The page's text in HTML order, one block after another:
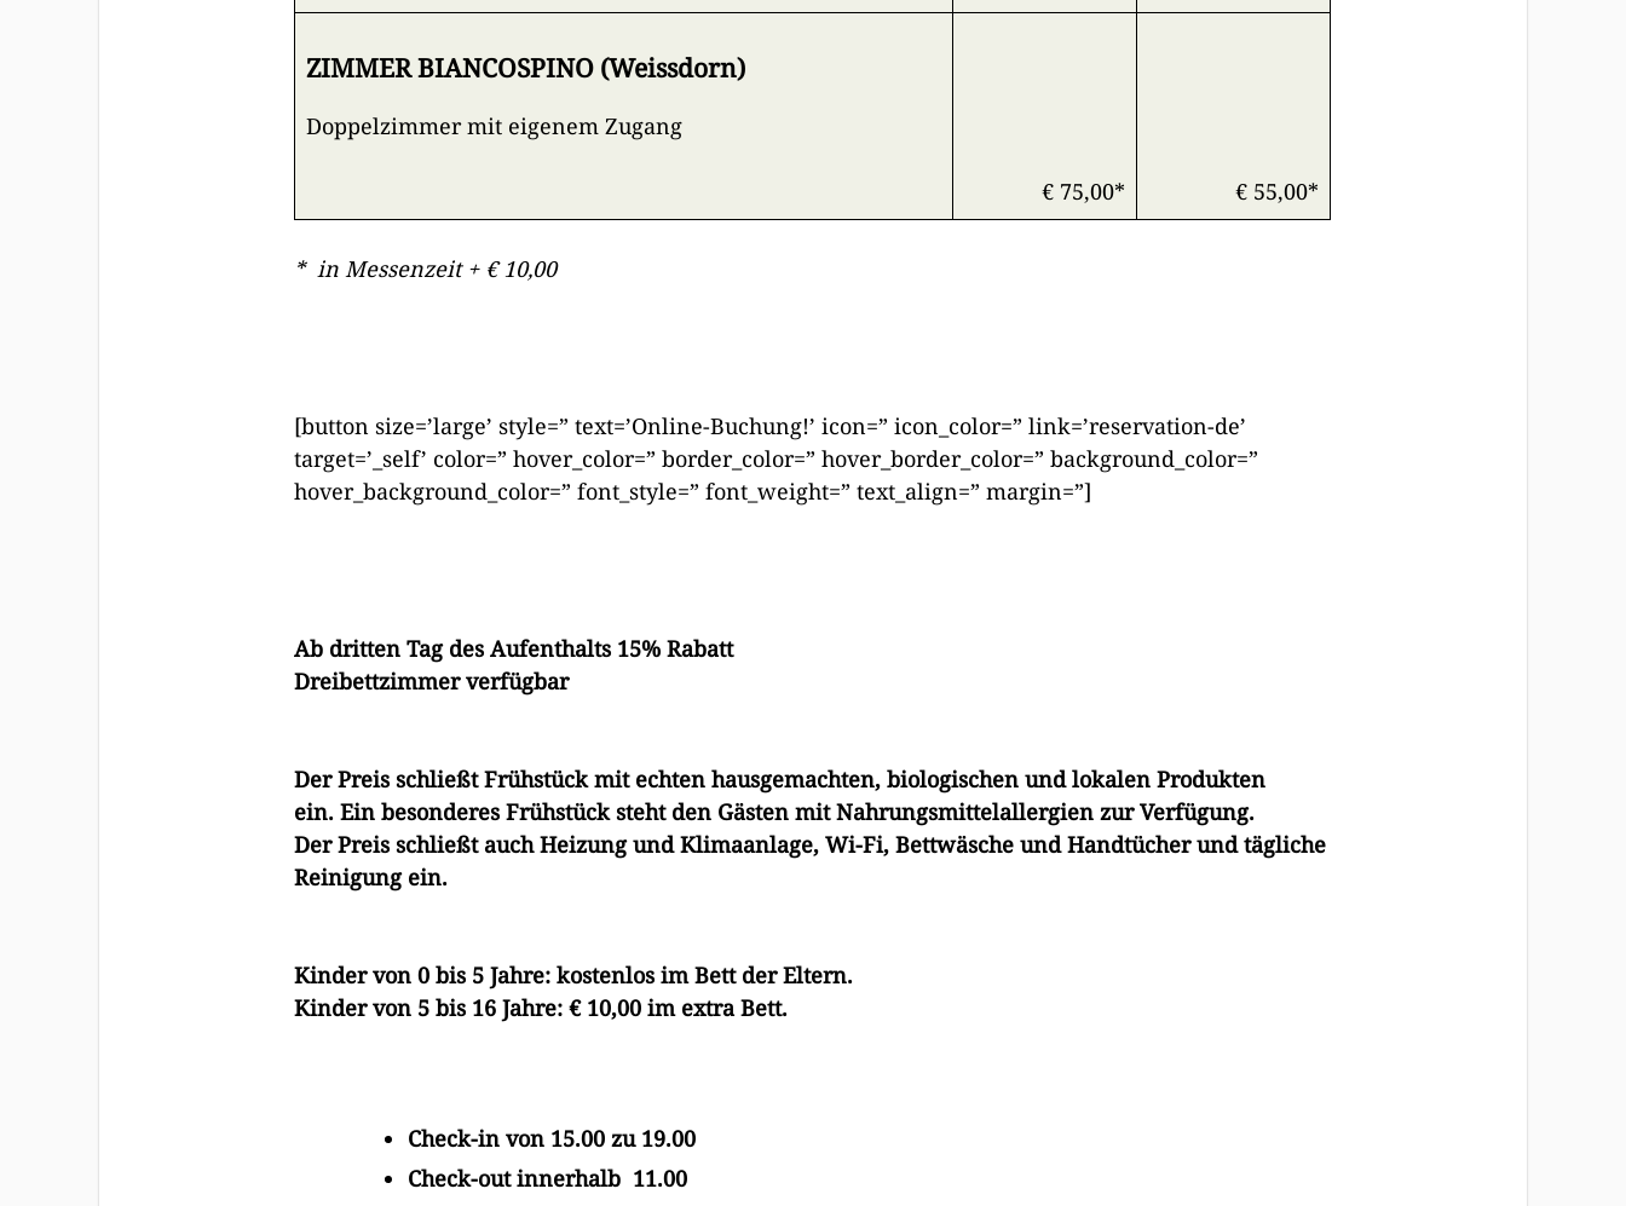
ZIMMER BIANCOSPINO (Weissdorn)
Doppelzimmer mit eigenem Zugang
€ 75,00* € 55,00*
* in Messenzeit + € 10,00
[button size=’large’ style=” text=’Online-Buchung!’ icon=” icon_color=” link=’reservation-de’
target=’_self’ color=” hover_color=” border_color=” hover_border_color=” background_color=”
hover_background_color=” font_style=” font_weight=” text_align=” margin=”]
Ab dritten Tag des Aufenthalts 15% Rabatt
Dreibettzimmer verfügbar
Der Preis schließt Frühstück mit echten hausgemachten, biologischen und lokalen Produkten
ein.Ein besonderes Frühstück steht den Gästen mit Nahrungsmittelallergien zur Verfügung.
Der Preis schließt auch Heizung und Klimaanlage, Wi-Fi, Bettwäsche und Handtücher und tägliche
Reinigung ein.
Kinder von 0 bis 5 Jahre: kostenlos im Bett der Eltern.
Kinder von 5 bis 16 Jahre: € 10,00 im extra Bett.
Check-in von 15.00 zu 19.00
Check-out innerhalb 11.00